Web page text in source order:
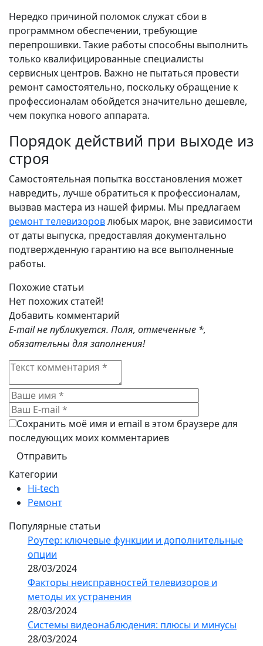
Нередко причиной поломок служат сбои в
программном обеспечении, требующие
перепрошивки. Такие работы способны выполнить
только квалифицированные специалисты
сервисных центров. Важно не пытаться провести
ремонт самостоятельно, поскольку обращение к
профессионалам обойдется значительно дешевле,
чем покупка нового аппарата.
Порядок действий при выходе из
строя
Самостоятельная попытка восстановления может
навредить, лучше обратиться к профессионалам,
вызвав мастера из нашей фирмы. Мы предлагаем
ремонт телевизоровлюбых марок, вне зависимости
от даты выпуска, предоставляя документально
подтвержденную гарантию на все выполненные
работы.
Похожие статьи
Нет похожих статей!
Добавить комментарий
E-mail не публикуется. Поля, отмеченные *,
обязательны для заполнения!
Сохранить моё имя и email в этом браузере для
последующих моих комментариев
Категории
Hi-tech
Ремонт
Популярные статьи
Роутер: ключевые функции и дополнительные
опции
28/03/2024
Факторы неисправностей телевизоров и
методы их устранения
28/03/2024
Системы видеонаблюдения: плюсы и минусы
28/03/2024